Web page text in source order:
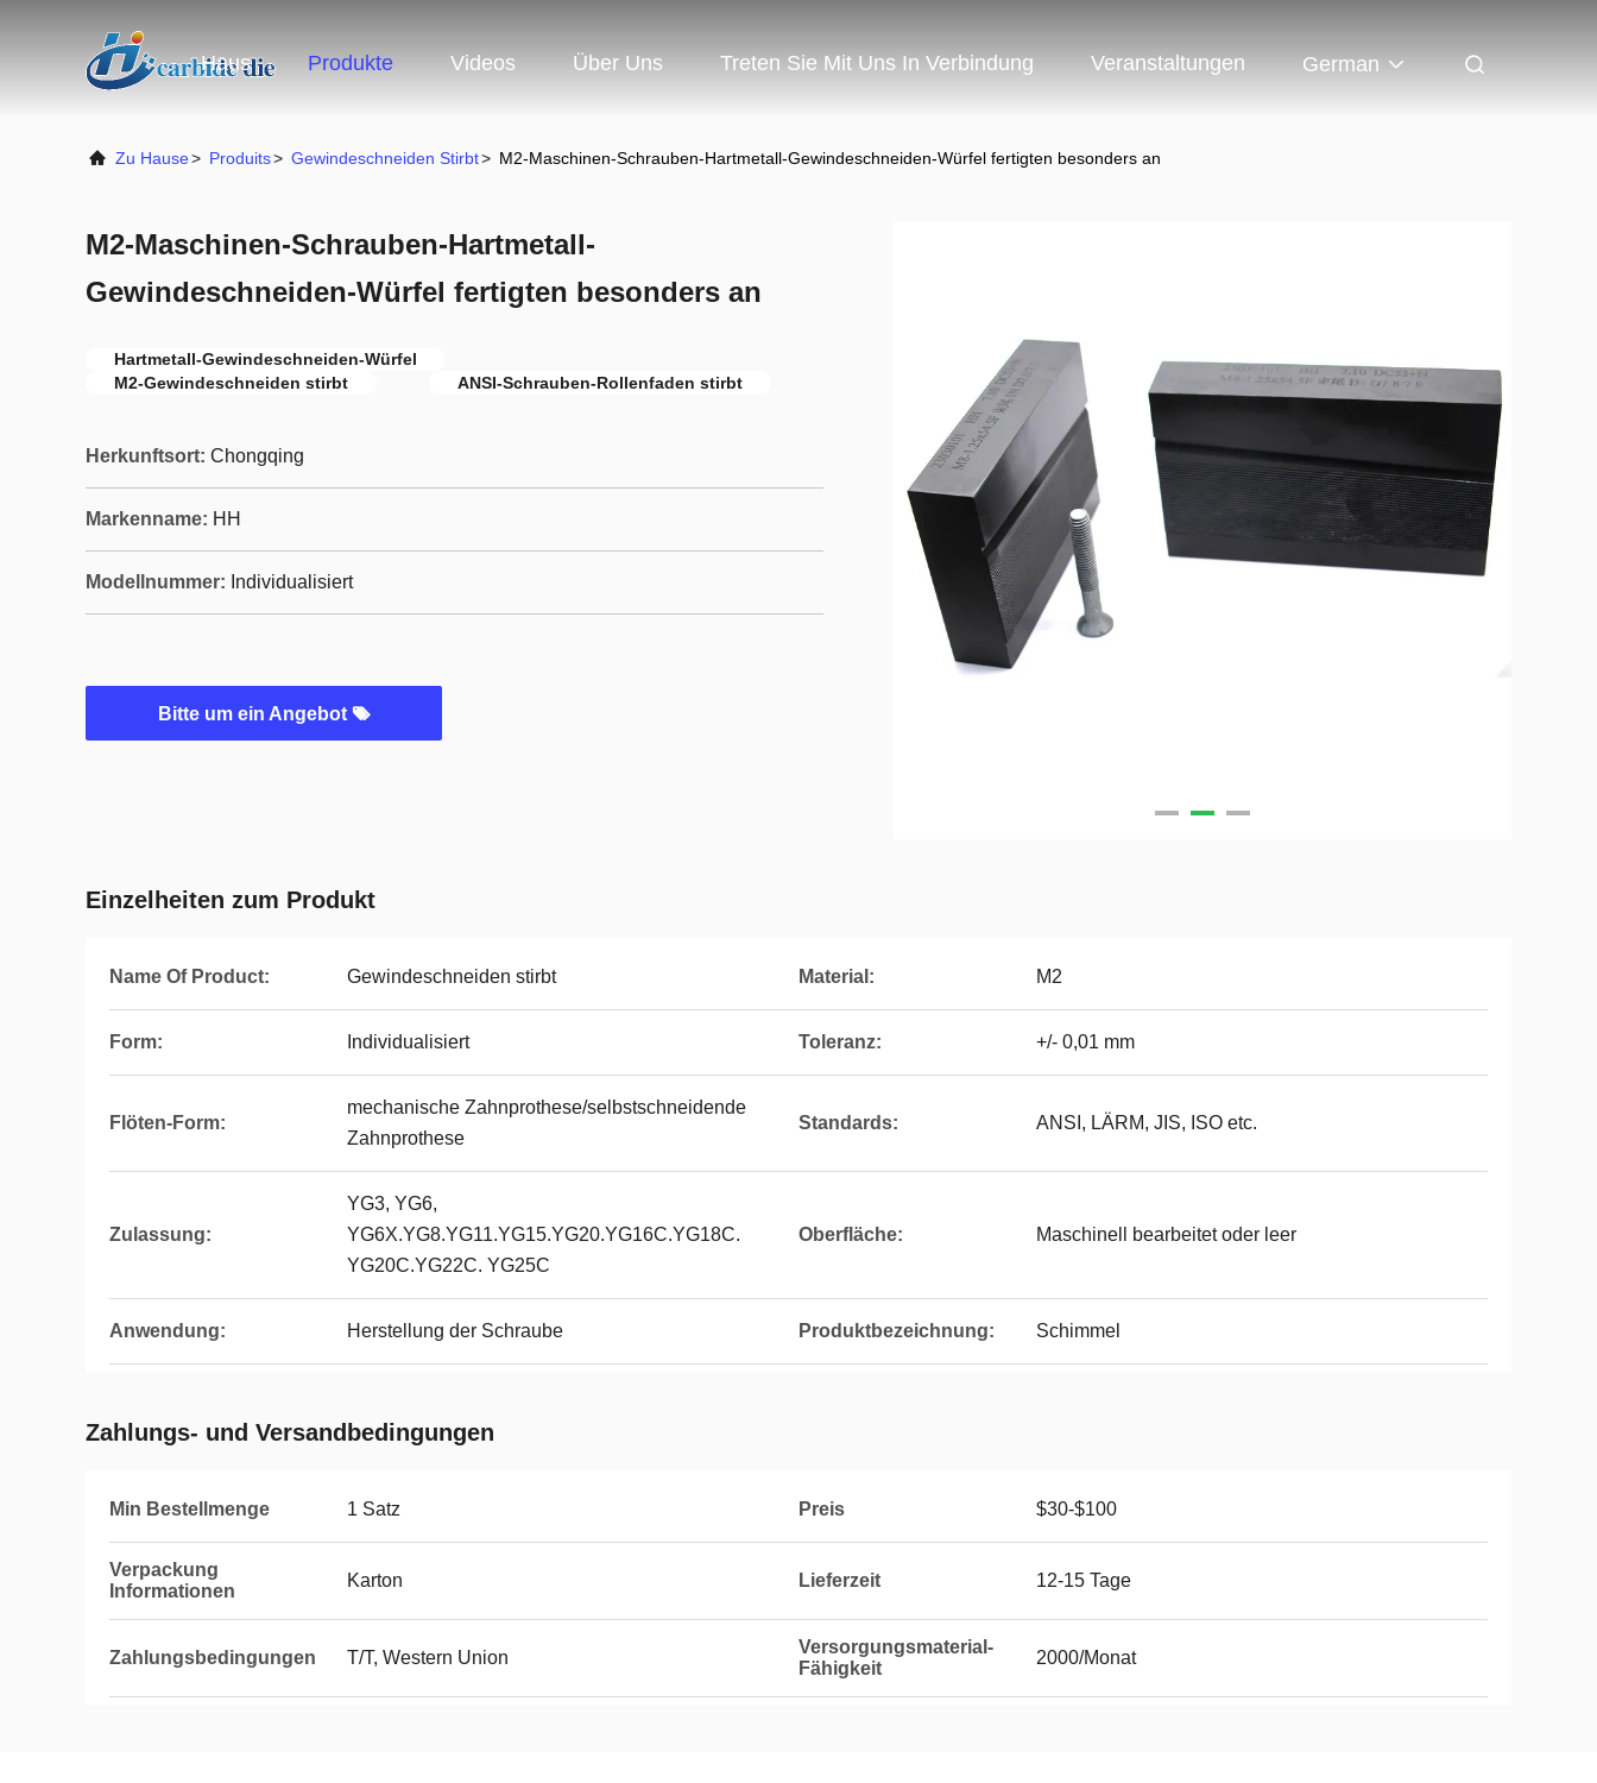
Haus Produkte Videos Über Uns Treten Sie Mit Uns In Verbindung Veranstaltungen German
Zu Hause> Produits> Gewindeschneiden Stirbt> M2-Maschinen-Schrauben-Hartmetall-Gewindeschneiden-Würfel fertigten besonders an
M2-Maschinen-Schrauben-Hartmetall-
Gewindeschneiden-Würfel fertigten besonders an
Hartmetall-Gewindeschneiden-Würfel
M2-Gewindeschneiden stirbt
ANSI-Schrauben-Rollenfaden stirbt
Herkunftsort: Chongqing
Markenname: HH
Modellnummer: Individualisiert
Bitte um ein Angebot
Einzelheiten zum Produkt
Name Of Product: Gewindeschneiden stirbt Material: M2
Form: Individualisiert Toleranz: +/- 0,01 mm
Flöten-Form:
mechanische Zahnprothese/selbstschneidende
Zahnprothese
Standards: ANSI, LÄRM, JIS, ISO etc.
Zulassung:
YG3, YG6,
YG6X.YG8.YG11.YG15.YG20.YG16C.YG18C.
YG20C.YG22C. YG25C
Oberfläche: Maschinell bearbeitet oder leer
Anwendung: Herstellung der Schraube Produktbezeichnung: Schimmel
Zahlungs- und Versandbedingungen
Min Bestellmenge 1 Satz Preis $30-$100
Verpackung
Informationen
Karton Lieferzeit 12-15 Tage
Zahlungsbedingungen T/T, Western Union
Versorgungsmaterial-
Fähigkeit
2000/Monat